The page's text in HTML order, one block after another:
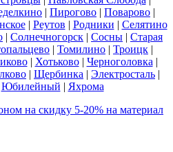
| Пирогово | Поварово |
| Реутов | Родники | Селятино
| Солнечногорск | Сосны | Старая
| Томилино | Троицк |
| Хотьково| Черноголовка |
| Щербинка | Электросталь |
Юбилейный | Яхрома
на скидку 5-20% на материал